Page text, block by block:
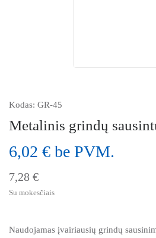
Kodas: GR-45
Metalinis grindų
6,02 € be PVM.
7,28 €
Su mokesčiais
Naudojamas įvairiausių grindų